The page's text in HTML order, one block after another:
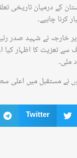
کے درمیان
کرنا چاہیے۔
خارجہ نے شہید صدر
تعزیت کا اظہار کیا
ملی۔
نے مستقبل میں اعلی
Twitter